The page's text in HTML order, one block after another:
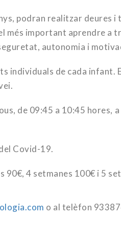
podran realitzar deures i
més important aprendre a
autonomia i
individuals de cada infant.
de 09:45 a 10:45 hores, a
Covid-19.
90€, 4 setmanes 100€ i 5
o al telèfon